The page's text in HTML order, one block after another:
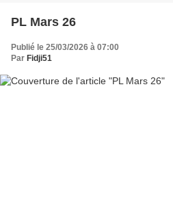
PL Mars 26
Publié le 25/03/2026 à 07:00
Par Fidji51